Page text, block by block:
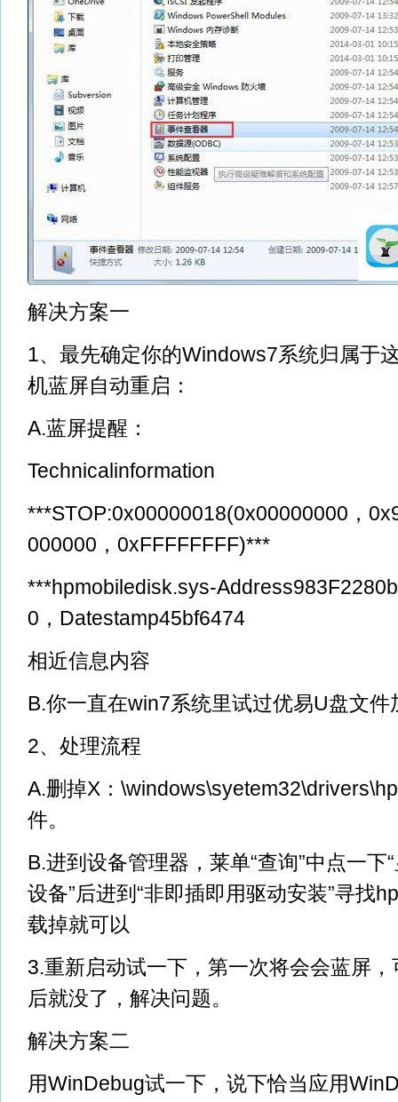
解决方案一
1、最先确定你的Windows7系统归属于
机蓝屏自动重启：
A.蓝屏提醒：
Technicalinformation
***STOP:0x00000018(0x00000000，
000000，0xFFFFFFFF)***
***hpmobiledisk.sys-
0，Datestamp45bf6474
相近信息内容
B.你一直在win7系统里试过优易U盘文件
2、处理流程
A.删掉X：
件。
B.进到设备管理器，莱单“查询”中点一下
设备”后进到“非即插即用驱动安装”寻找
载掉就可以
3.重新启动试一下，第一次将会会蓝屏
后就没了，解决问题。
解决方案二
用WinDebug试一下，说下恰当应用